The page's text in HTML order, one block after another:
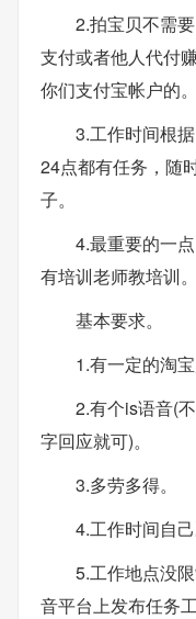
2.拍宝贝不需
支付或者他人代付
你们支付宝帐户的。
3.工作时间根
24点都有任务，随
子。
4.最重要的一
有培训老师教培训
基本要求。
1.有一定的淘宝
2.有个is语音(
字回应就可)。
3.多劳多得。
4.工作时间自己
5.工作地点没
音平台上发布任务工